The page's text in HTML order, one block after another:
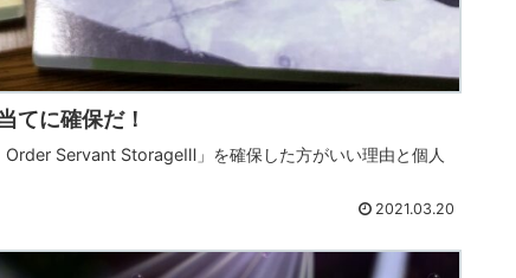
てに確保だ！
Servant StorageⅢ」を確保した方がいい理由と個人
2021.03.20